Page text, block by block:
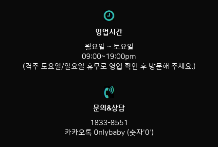
영업시간
월요일 ~ 토요일
09:00~19:00pm
(격주 토요일/일요일 휴무로 영업 확인 후 방문해 주세요.)
문의&상담
1833-8551
카카오톡 0nlybaby (숫자'0')